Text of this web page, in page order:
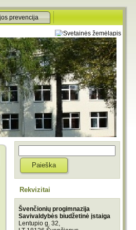
prevencija
Rekvizitai
Švenčionių progimnazija
Savivaldybės biudžetinė įstaiga
Lentupio g. 32,